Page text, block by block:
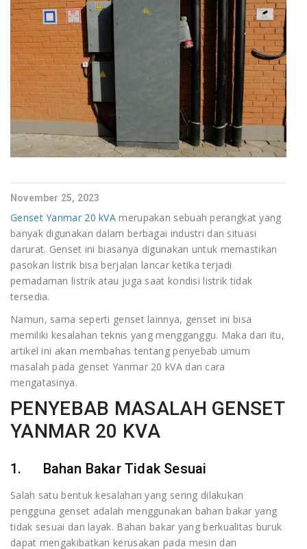
November 25, 2023
Genset Yanmar 20 kVA merupakan sebuah perangkat yang
banyak digunakan dalam berbagai industri dan situasi
darurat. Genset ini biasanya digunakan untuk memastikan
pasokan listrik bisa berjalan lancar ketika terjadi
pemadaman listrik atau juga saat kondisi listrik tidak
tersedia.
Namun, sama seperti genset lainnya, genset ini bisa
memiliki kesalahan teknis yang mengganggu. Maka dari itu,
artikel ini akan membahas tentang penyebab umum
masalah pada genset Yanmar 20 kVA dan cara
mengatasinya.
PENYEBAB MASALAH GENSET
YANMAR 20 KVA
1. Bahan Bakar Tidak Sesuai
Salah satu bentuk kesalahan yang sering dilakukan
pengguna genset adalah menggunakan bahan bakar yang
tidak sesuai dan layak. Bahan bakar yang berkualitas buruk
dapat mengakibatkan kerusakan pada mesin dan